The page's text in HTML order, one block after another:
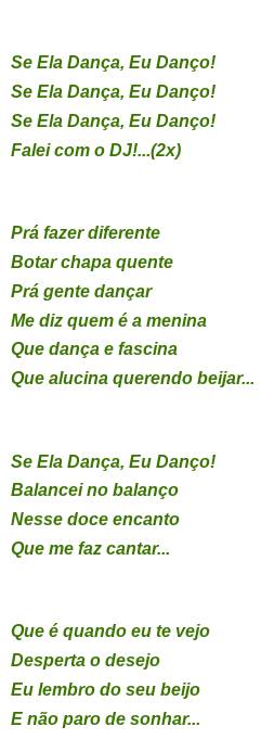
Se Ela Dança, Eu Danço!
Se Ela Dança, Eu Danço!
Se Ela Dança, Eu Danço!
Falei com o DJ!...(2x)
Prá fazer diferente
Botar chapa quente
Prá gente dançar
Me diz quem é a menina
Que dança e fascina
Que alucina querendo beijar...
Se Ela Dança, Eu Danço!
Balancei no balanço
Nesse doce encanto
Que me faz cantar...
Que é quando eu te vejo
Desperta o desejo
Eu lembro do seu beijo
E não paro de sonhar...